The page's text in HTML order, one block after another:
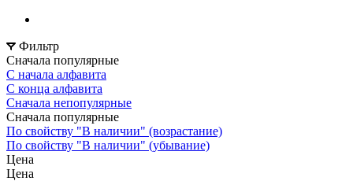
Фильтр
Сначала популярные
С начала алфавита
С конца алфавита
Сначала непопулярные
Сначала популярные
По свойству "В наличии" (возрастание)
По свойству "В наличии" (убывание)
Цена
Цена